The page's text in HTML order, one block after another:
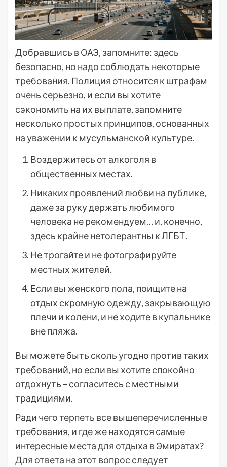
Добравшись в ОАЭ, запомните: здесь
безопасно, но надо соблюдать некоторые
требования. Полиция относится к штрафам
очень серьезно, и если вы хотите
сэкономить на их выплате, запомните
несколько простых принципов, основанных
на уважении к мусульманской культуре.
Воздержитесь от алкоголя в
общественных местах.
Никаких проявлений любви на публике,
даже за руку держать любимого
человека не рекомендуем… и, конечно,
здесь крайне нетолерантны к ЛГБТ.
Не трогайте и не фотографируйте
местных жителей.
Если вы женского пола, поищите на
отдых скромную одежду, закрывающую
плечи и колени, и не ходите в купальнике
вне пляжа.
Вы можете быть сколь угодно против таких
требований, но если вы хотите спокойно
отдохнуть – согласитесь с местными
традициями.
Ради чего терпеть все вышеперечисленные
требования, и где же находятся самые
интересные места для отдыха в Эмиратах?
Для ответа на этот вопрос следует